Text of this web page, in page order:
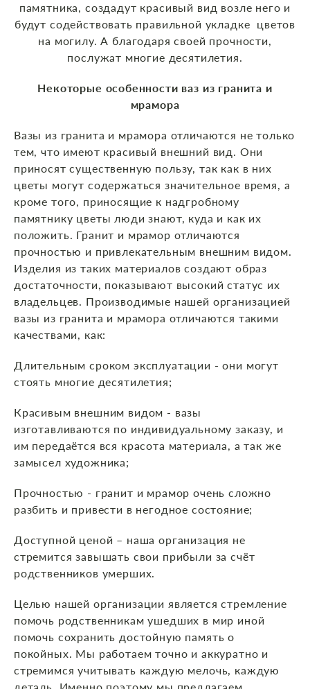
памятника, создадут красивый вид возле него и
будут содействовать правильной укладке цветов
на могилу. А благодаря своей прочности,
послужат многие десятилетия.
Некоторые особенности ваз из гранита и
мрамора
Вазы из гранита и мрамора отличаются не только
тем, что имеют красивый внешний вид. Они
приносят существенную пользу, так как в них
цветы могут содержаться значительное время, а
кроме того, приносящие к надгробному
памятнику цветы люди знают, куда и как их
положить. Гранит и мрамор отличаются
прочностью и привлекательным внешним видом.
Изделия из таких материалов создают образ
достаточности, показывают высокий статус их
владельцев. Производимые нашей организацией
вазы из гранита и мрамора отличаются такими
качествами, как:
Длительным сроком эксплуатации - они могут
стоять многие десятилетия;
Красивым внешним видом - вазы
изготавливаются по индивидуальному заказу, и
им передаётся вся красота материала, а так же
замысел художника;
Прочностью - гранит и мрамор очень сложно
разбить и привести в негодное состояние;
Доступной ценой – наша организация не
стремится завышать свои прибыли за счёт
родственников умерших.
Целью нашей организации является стремление
помочь родственникам ушедших в мир иной
помочь сохранить достойную память о
покойных. Мы работаем точно и аккуратно и
стремимся учитывать каждую мелочь, каждую